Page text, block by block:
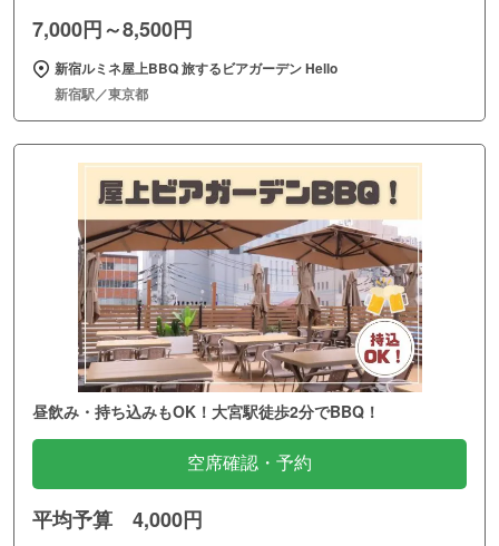
7,000円～8,500円
新宿ルミネ屋上BBQ 旅するビアガーデン Hello
新宿駅／東京都
昼飲み・持ち込みもOK！大宮駅徒歩2分でBBQ！
空席確認・予約
平均予算 4,000円